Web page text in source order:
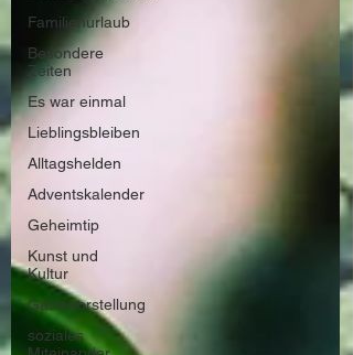
Familienurlaub
Besondere
Zeiten
Es war einmal
Lieblingsbleiben
Alltagshelden
Adventskalender
Geheimtip
Kunst und
Kultur
Gästevorstellung
soziales